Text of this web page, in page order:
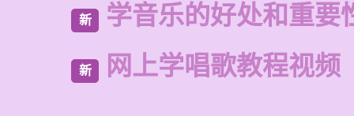
新 学音乐的好处和重要
新 网上学唱歌教程视频